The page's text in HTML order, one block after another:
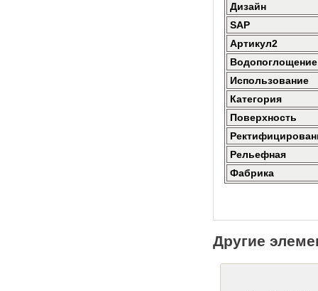
Дизайн
SAP
Артикул2
Водопоглощение
Использование
Категория
Поверхность
Рельефная
Фабрика
Другие